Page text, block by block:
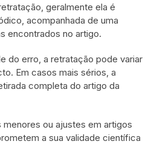
geralmente ela é
acompanhada de uma
encontrados no artigo.
do erro, a retratação pode variar
Em casos mais sérios, a
completa do artigo da
ou ajustes em artigos
a sua validade científica